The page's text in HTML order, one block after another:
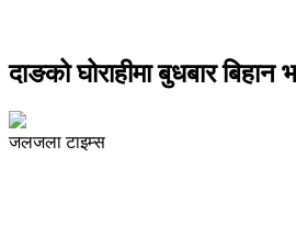
दाङको घोराहीमा बुधबार
जलजला टाइम्स